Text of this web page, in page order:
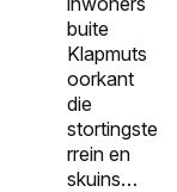
buite
Klapmuts
oorkant
die
stortingste
rrein en
skuins…